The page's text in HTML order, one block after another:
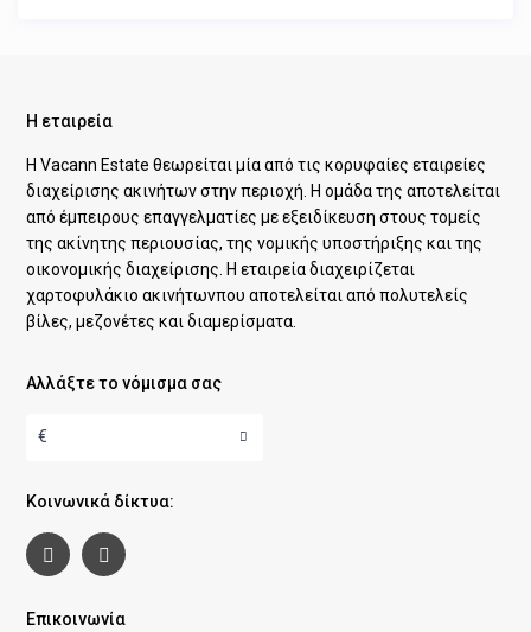
Η εταιρεία
Η Vacann Estate θεωρείται μία από τις κορυφαίες εταιρείες
διαχείρισης ακινήτων στην περιοχή. Η ομάδα της αποτελείται
από έμπειρους επαγγελματίες με εξειδίκευση στους τομείς
της ακίνητης περιουσίας, της νομικής υποστήριξης και της
οικονομικής διαχείρισης. Η εταιρεία διαχειρίζεται
χαρτοφυλάκιο ακινήτωνπου αποτελείται από πολυτελείς
βίλες, μεζονέτες και διαμερίσματα.
Αλλάξτε το νόμισμα σας
€
Κοινωνικά δίκτυα:
Επικοινωνία